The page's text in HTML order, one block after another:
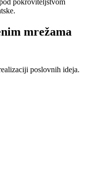
mrežama
poslovnih ideja.